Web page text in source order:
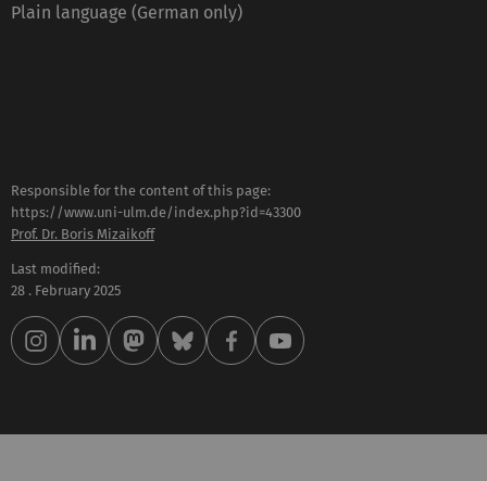
Plain language (German only)
Responsible for the content of this page:
https://www.uni-ulm.de/index.php?id=43300
Prof. Dr. Boris Mizaikoff
Last modified:
28 . February 2025